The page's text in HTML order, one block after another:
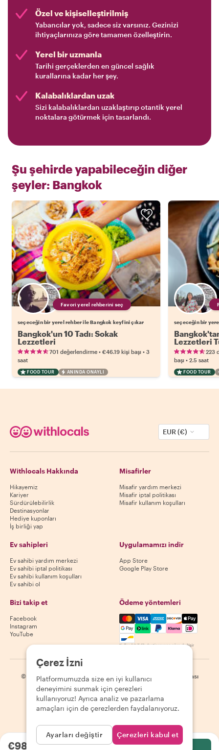
Özel ve kişiselleştirilmiş
Yabancılar yok, sadece siz varsınız. Gezinizi
ihtiyaçlarınıza göre tamamen özelleştirin.
Yerel bir uzmanla
Tarihi gerçeklerden en güncel sağlık
kurallarına kadar her şey.
Kalabalıklardan uzak
Sizi kalabalıklardan uzaklaştırıp otantik yerel
noktalara götürmek için tasarlandı.
Şu şehirde yapabileceğin diğer
şeyler: Bangkok
Favori yerel rehberini seç
seçeceğin bir yerel rehber ile Bangkok keyfini çıkar
Bangkok'un 10 Tadı: Sokak
Lezzetleri
701 değerlendirme • €46.19 kişi başı • 3
saat
FOOD TOUR ANINDA ONAYLI
seçeceğin bir
Lezzetleri
223
başı • 2.5 saat
FOOD TOUR
€98.81kişi başı
EUR (€)
Withlocals Hakkında
Hikayemiz
Kariyer
Sürdürülebilirlik
Destinasyonlar
Hediye kuponları
İş birliği yap
Misafirler
Misafir yardım merkezi
Misafir iptal politikası
Misafir kullanım koşulları
Ev sahipleri
Ev sahibi yardım merkezi
Ev sahibi iptal politikası
Ev sahibi kullanım koşulları
Ev sahibi ol
Uygulamamızı indir
App Store
Google Play Store
Bizi takip et
Facebook
Instagram
YouTube
Ödeme yöntemleri
Mastercard, Visa, Amex,
Kullanılabilirlik destinasyona göre değişir
© 2026 Withlocals.com Gizlilik Politikası | Site haritası
Çerez İzni
Platformumuzda size en iyi kullanıcı
deneyimini sunmak için çerezleri
kullanıyoruz! Ayrıca analiz ve pazarlama
amaçları için de çerezlerden faydalanıyoruz.
Ayarları değiştir Çerezleri kabul et